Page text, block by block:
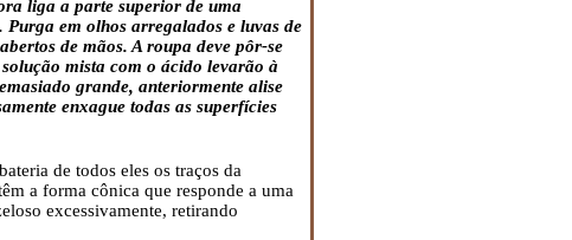
liga a parte superior de uma
em olhos arregalados e luvas de
de mãos. A roupa deve pôr-se
mista com o ácido levarão à
grande, anteriormente alise
enxague todas as superfícies
de todos eles os traços da
a forma cônica que responde a uma
excessivamente, retirando